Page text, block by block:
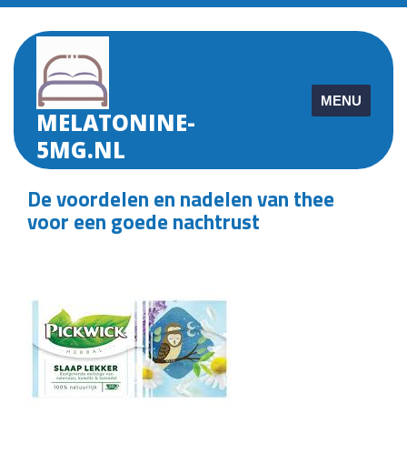
Skip
content
MELATONINE-
5MG.NL
MENU
De voordelen en nadelen van thee
voor een goede nachtrust